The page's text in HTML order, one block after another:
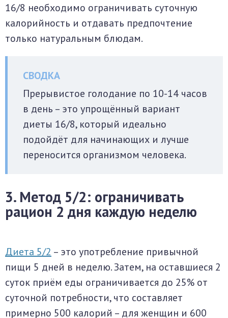
16/8 необходимо ограничивать суточную
калорийность и отдавать предпочтение
только натуральным блюдам.
Прерывистое голодание по 10-14 часов
в день – это упрощённый вариант
диеты 16/8, который идеально
подойдёт для начинающих и лучше
переносится организмом человека.
3. Метод 5/2: ограничивать
рацион 2 дня каждую неделю
Диета 5/2 – это употребление привычной
пищи 5 дней в неделю. Затем, на оставшиеся 2
суток приём еды ограничивается до 25% от
суточной потребности, что составляет
примерно 500 калорий – для женщин и 600